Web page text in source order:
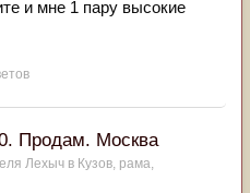
и мне 1 пару высокие
Продам. Москва
Лехыч в Кузов, рама,